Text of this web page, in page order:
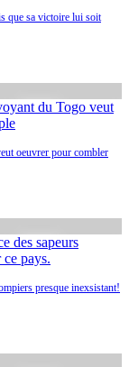
que sa victoire lui soit
oeuvrer pour combler
presque inexsistant!